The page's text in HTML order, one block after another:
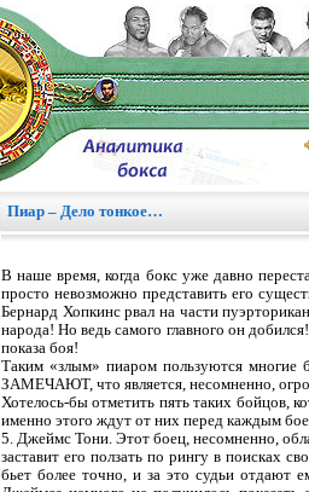
Пиар – Дело тонкое…
В наше время, когда бокс уже давно
просто невозможно представить его
Бернард Хопкинс рвал на части
народа! Но ведь самого главного он
показа боя!
Таким «злым» пиаром пользуются многие
ЗАМЕЧАЮТ, что является, несомненно,
Хотелось-бы отметить пять таких бойцов,
именно этого ждут от них перед каждым
5. Джеймс Тони. Этот боец, несомненно,
заставит его ползать по рингу в поисках
бьет более точно, и за это судьи отдают